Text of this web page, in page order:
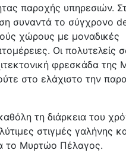
παροχής υπηρεσιών.
συναντά το σύγχρονο
χώρους με μοναδικές
Οι πολυτελείς
φρεσκάδα της
στο ελάχιστο την
τη διάρκεια του
στιγμές γαλήνης
το Μυρτώο Πέλαγος.